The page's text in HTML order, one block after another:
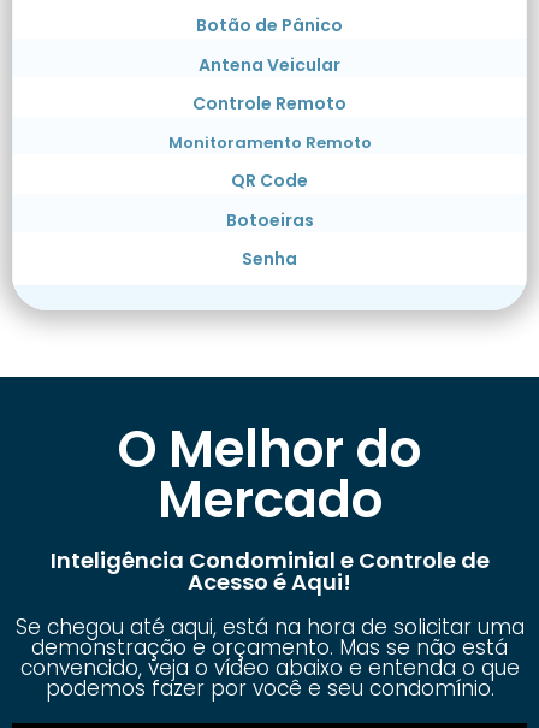
Botão de Pânico
Antena Veicular
Controle Remoto
Monitoramento Remoto
QR Code
Botoeiras
Senha
O Melhor do
Mercado
Inteligência Condominial e Controle de
Acesso é Aqui!
Se chegou até aqui, está na hora de solicitar uma
demonstração e orçamento. Mas se não está
convencido, veja o vídeo abaixo e entenda o que
podemos fazer por você e seu condomínio.